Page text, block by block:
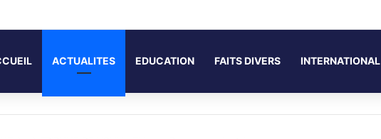
ACTUALITES EDUCATION FAITS DIVERS INTERNATIONAL